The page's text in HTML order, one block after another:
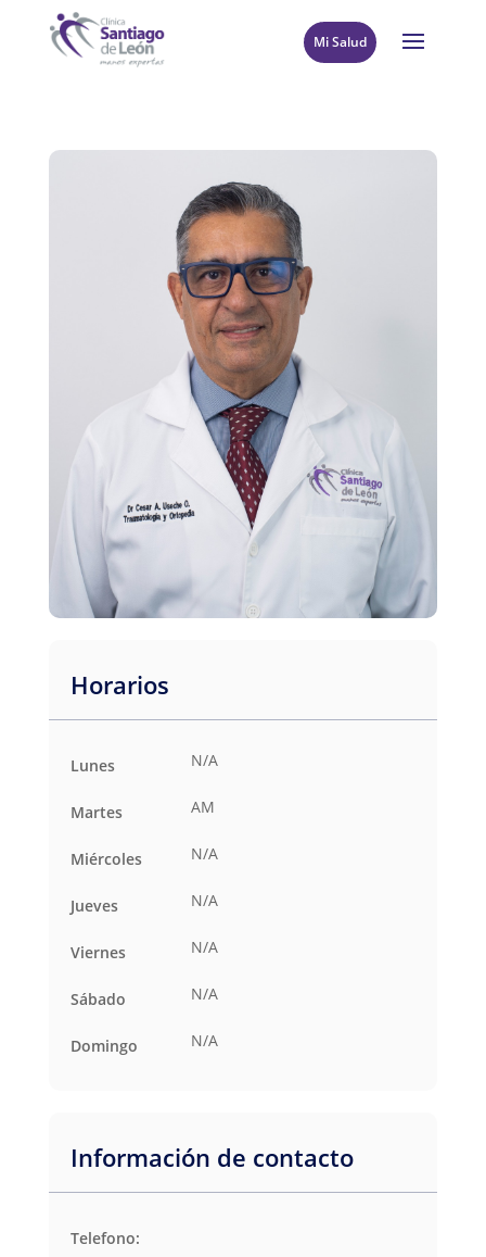
Mi Salud
Horarios
Lunes N/A
Martes AM
Miércoles N/A
Jueves N/A
Viernes N/A
Sábado N/A
Domingo N/A
Información de contacto
Telefono: